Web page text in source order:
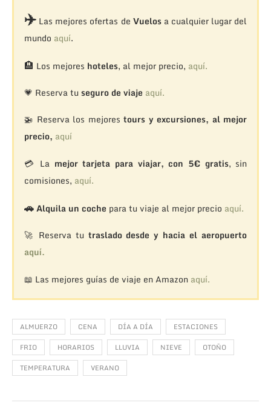
✈️Las mejores ofertas de Vuelosa cualquier lugar del
mundo aquí.
🏨 Los mejores hoteles, al mejor precio, aquí.
💗 Reserva tu seguro de viaje aquí.
🚁 Reserva los mejorestours y excursiones, al mejor
precio, aquí
💳 La mejor tarjeta para viajar, con 5€ gratis, sin
comisiones, aquí.
🚗Alquila un coche para tu viaje al mejor precio aquí.
🚀 Reserva tu traslado desde y hacia el aeropuerto
aquí.
📖 Las mejores guías de viaje en Amazon aquí.
ALMUERZO CENA DÍA A DÍA
ESTACIONES
FRIO
HORARIOS LLUVIA NIEVE
OTOÑO
TEMPERATURA
VERANO